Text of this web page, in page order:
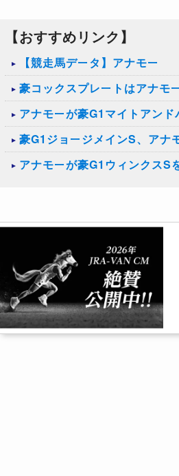
【おすすめリンク】
【競走馬データ】アナモー
豪コックスプレートはアナモ
アナモーが豪G1マイトアン
豪G1ジョージメインS、アナ
アナモーが豪G1ウィンクスS